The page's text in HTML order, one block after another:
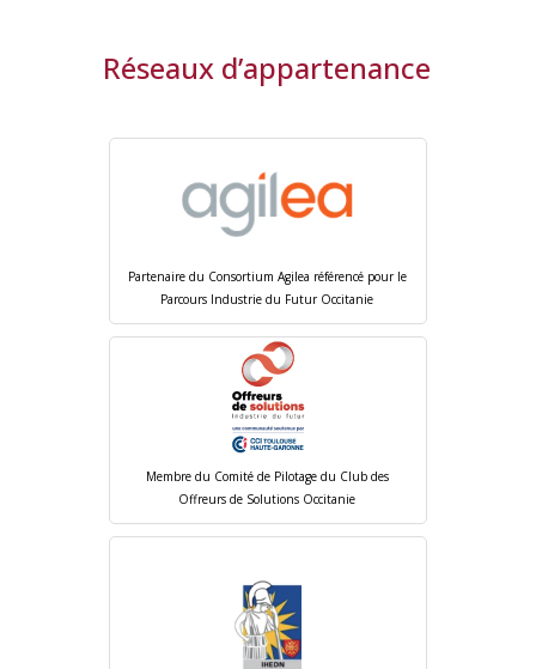
Réseaux d’appartenance
Partenaire du Consortium Agilea référencé pour le
Parcours Industrie du Futur Occitanie
Membre du Comité de Pilotage du Club des
Offreurs de Solutions Occitanie